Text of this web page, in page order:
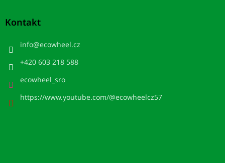
Kontakt
info@ecowheel.cz
+420 603 218 588
ecowheel_sro
https://www.youtube.com/@ecowheelcz57